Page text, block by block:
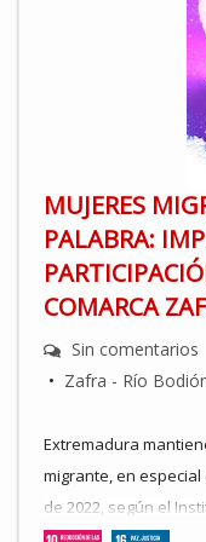
MUJERES
PALABRA:
COMARCA
Sin comentarios
• Zafra - Río
Extremadura
migrante, en
de 2022, según el